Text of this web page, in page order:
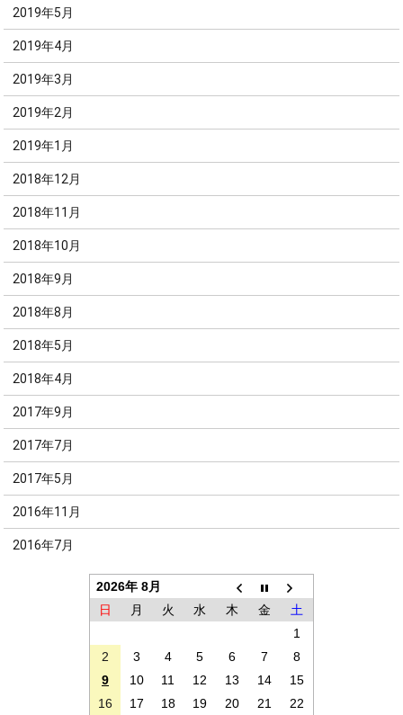
2019年5月
2019年4月
2019年3月
2019年2月
2019年1月
2018年12月
2018年11月
2018年10月
2018年9月
2018年8月
2018年5月
2018年4月
2017年9月
2017年7月
2017年5月
2016年11月
2016年7月
2026年 8月
日
月 火 水 木 金
土
1
2
3 4 5 6 7
8
9
10 11 12 13 14
15
16
17 18 19 20 21
22